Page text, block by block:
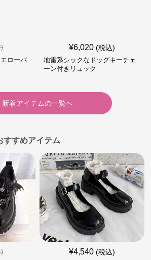
)
ローバ
¥6,020 (税込)
地雷系シックなドッグキーチェ
ーン付きリュック
新着アイテムの一覧へ
すすめアイテム
) ¥4,540 (税込)